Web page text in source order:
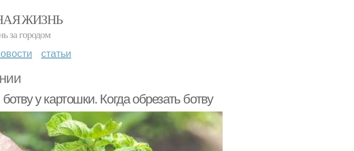
ЖИЗНЬ
за городом
статьи
у картошки. Когда обрезать ботву